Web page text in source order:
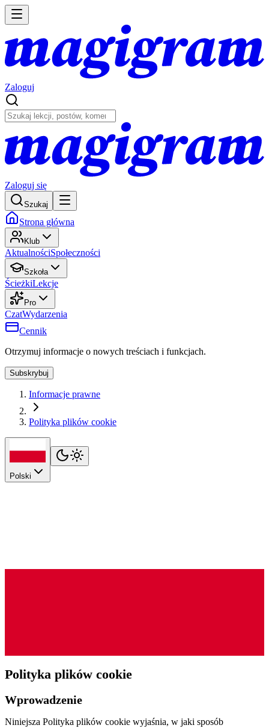
Zaloguj
Zaloguj się
Szukaj
Strona główna
Klub
AktualnościSpołeczności
Szkoła
ŚcieżkiLekcje
Pro
CzatWydarzenia
Cennik
Otrzymuj informacje o nowych treściach i funkcjach.
Subskrybuj
Informacje prawne
Polityka plików cookie
Polski
Polityka plików cookie
Wprowadzenie
Niniejsza Polityka plików cookie wyjaśnia, w jaki sposób